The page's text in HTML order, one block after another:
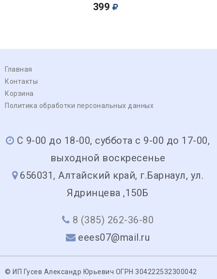
399
Главная
Контакты
Корзина
Политика обработки персональных данных
С 9-00 до 18-00, суббота с 9-00 до 17-00,
выходной воскресенье
656031, Алтайский край, г.Барнаул, ул.
Ядринцева ,150Б
8 (385) 262-36-80
eees07@mail.ru
© ИП Гусев Александр Юрьевич ОГРН 304222532300042